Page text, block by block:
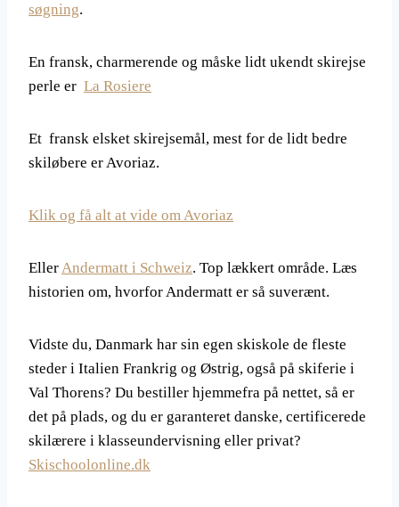
søgning.
En fransk, charmerende og måske lidt ukendt skirejse
perle er La Rosiere
Et fransk elsket skirejsemål, mest for de lidt bedre
skiløbere er Avoriaz.
Klik og få alt at vide om Avoriaz
EllerAndermatt i Schweiz. Top lækkert område. Læs
historien om, hvorfor Andermatt er så suverænt.
Vidste du, Danmark har sin egen skiskole de fleste
steder i Italien Frankrig og Østrig, også på skiferie i
Val Thorens? Du bestiller hjemmefra på nettet, så er
det på plads, og du er garanteret danske, certificerede
skilærere i klasseundervisning eller privat?
Skischoolonline.dk